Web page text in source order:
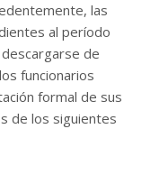
las
al período
de
funcionarios
formal de sus
de los siguientes